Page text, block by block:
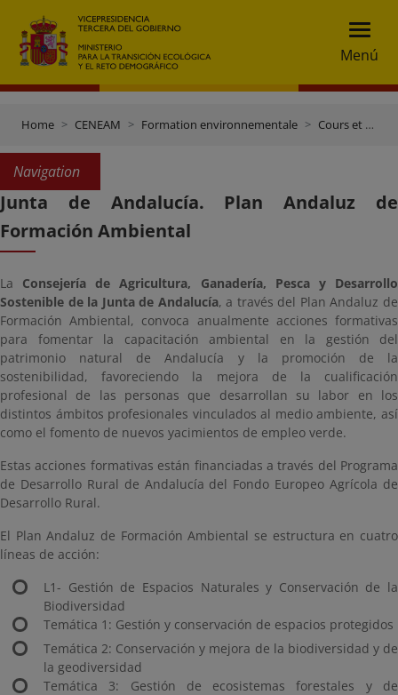
Menú
Home CENEAM Formation environnementale Cours et formations de troisième cycle
Navigation
Junta de Andalucía. Plan Andaluz de
Formación Ambiental
La Consejería de Agricultura, Ganadería, Pesca y Desarrollo
Sostenible de la Junta de Andalucía, a través del Plan Andaluz de
Formación Ambiental, convoca anualmente acciones formativas
para fomentar la capacitación ambiental en la gestión del
patrimonio natural de Andalucía y la promoción de la
sostenibilidad, favoreciendo la mejora de la cualificación
profesional de las personas que desarrollan su labor en los
distintos ámbitos profesionales vinculados al medio ambiente, así
como el fomento de nuevos yacimientos de empleo verde.
Estas acciones formativas están financiadas a través del Programa
de Desarrollo Rural de Andalucía del Fondo Europeo Agrícola de
Desarrollo Rural.
El Plan Andaluz de Formación Ambiental se estructura en cuatro
líneas de acción:
L1- Gestión de Espacios Naturales y Conservación de la
Biodiversidad
Temática 1: Gestión y conservación de espacios protegidos
Temática 2: Conservación y mejora de la biodiversidad y de
la geodiversidad
Temática 3: Gestión de ecosistemas forestales y de